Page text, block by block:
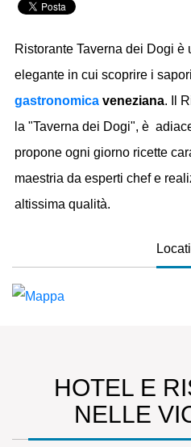
Ristorante Taverna dei Dogi è
elegante in cui scoprire i
gastronomicaveneziana. Il
la "Taverna dei Dogi", è
propone ogni giorno ricette
maestria da esperti chef e
altissima qualità.
HOTEL E
NELLE